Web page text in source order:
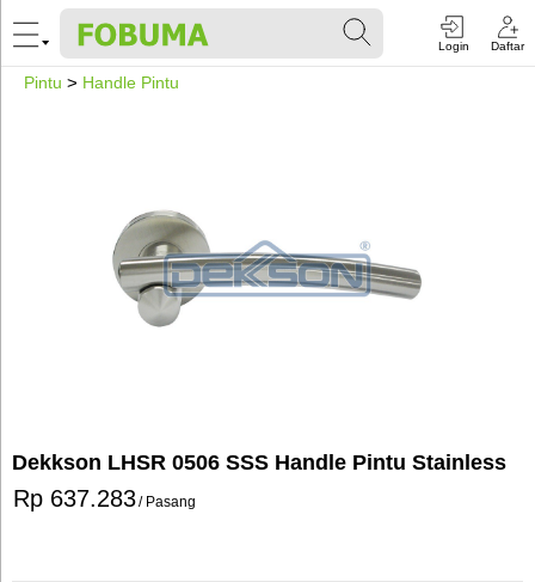
Login Daftar
Pintu > Handle Pintu
Dekkson LHSR 0506 SSS Handle Pintu Stainless
Rp 637.283/ Pasang